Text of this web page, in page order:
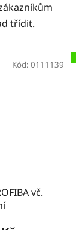
třídit.
vč.
Kód: 0111139